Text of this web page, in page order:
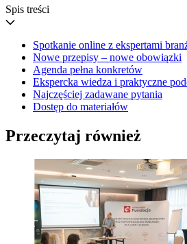
Spis treści
Spotkanie online z ekspertami
Nowe przepisy – nowe obowiązki
Agenda pełna konkretów
Ekspercka wiedza i praktyczne
Najczęściej zadawane pytania
Dostęp do materiałów
Przeczytaj również